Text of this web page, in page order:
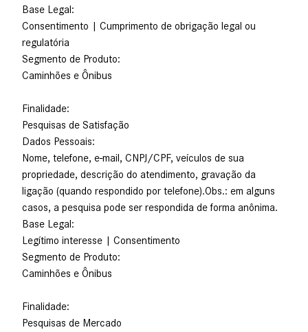
Base Legal:
Consentimento | Cumprimento de obrigação legal ou
regulatória
Segmento de Produto:
Caminhões e Ônibus
Finalidade:
Pesquisas de Satisfação
Dados Pessoais:
Nome, telefone, e-mail, CNPJ/CPF, veículos de sua
propriedade, descrição do atendimento, gravação da
ligação (quando respondido por telefone).Obs.: em alguns
casos, a pesquisa pode ser respondida de forma anônima.
Base Legal:
Legítimo interesse | Consentimento
Segmento de Produto:
Caminhões e Ônibus
Finalidade:
Pesquisas de Mercado